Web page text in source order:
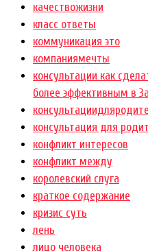
качествожизни
класс ответы
коммуникация это
компаниямечты
консультации как
более эффективным в
консультация для
конфликт интересов
конфликт между
королевский слуга
краткое содержание
кризис суть
лень
лицо человека